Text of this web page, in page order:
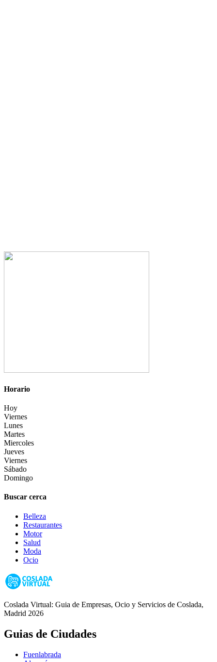
Horario
Hoy
Viernes
Lunes
Martes
Miercoles
Jueves
Viernes
Sábado
Domingo
Buscar cerca
Belleza
Restaurantes
Motor
Salud
Moda
Ocio
Coslada Virtual: Guia de Empresas, Ocio y Servicios de Coslada,
Madrid 2026
Guias de Ciudades
Fuenlabrada